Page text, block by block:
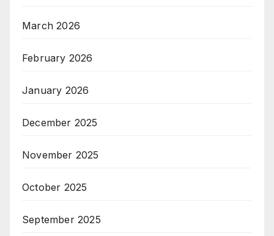
March 2026
February 2026
January 2026
December 2025
November 2025
October 2025
September 2025